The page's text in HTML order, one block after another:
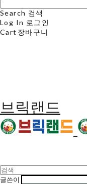
Search 검색
Log In 로그인
Cart 장바구니
브릭랜드
글쓴이